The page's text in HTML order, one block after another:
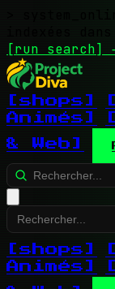
indexées
[run search]
[shops]
Animés]
& Web]
[shops]
Animés]